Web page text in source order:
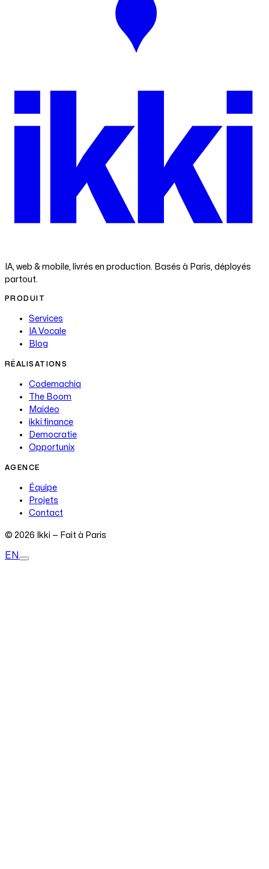
ikki
IA, web & mobile, livrés en production. Basés à Paris, déployés
partout.
PRODUIT
Services
IA Vocale
Blog
RÉALISATIONS
Codemachia
The Boom
Maideo
ikki.finance
Democratie
Opportunix
AGENCE
Équipe
Projets
Contact
© 2026 Ikki — Fait à Paris
EN